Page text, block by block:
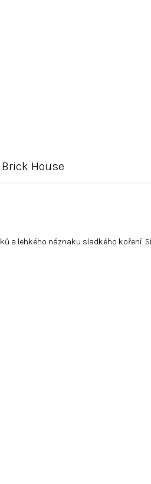
Brick House
lehkého náznaku sladkého